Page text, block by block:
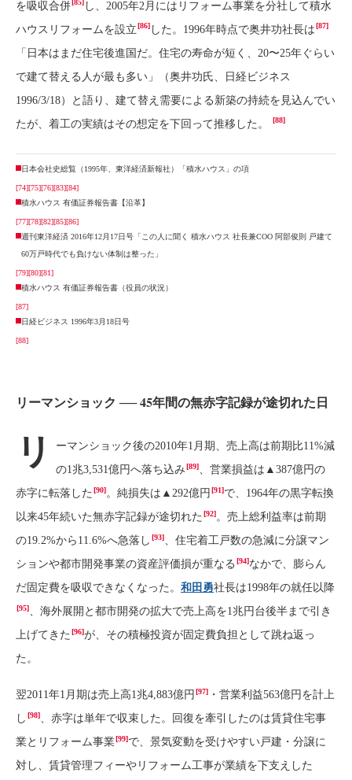
を吸収合併 [85] し、2005年2月にはリフォーム事業を分社して積水
ハウスリフォームを設立 [86] した。1996年時点で奥井功社長は [87]
「日本はまだ住宅後進国だ。住宅の寿命が短く、20〜25年ぐらい
で建て替える人が最も多い」（奥井功氏、日経ビジネス
1996/3/18）と語り、建て替え需要による新築の持続を見込んでい
たが、着工の実績はその想定を下回って推移した。
[88]
日本会社史総覧（1995年、東洋経済新報社）「積水ハウス」の項
[74][75][76][83][84]
積水ハウス 有価証券報告書【沿革】
[77][78][82][85][86]
週刊東洋経済 2016年12月17日号「この人に聞く 積水ハウス 社長兼COO 阿部俊則 戸建て
60万戸時代でも負けない体制は整った」
[79][80][81]
積水ハウス 有価証券報告書（役員の状況）
[87]
日経ビジネス 1996年3月18日号
[88]
リーマンショック ── 45年間の無赤字記録が途切れた日
リ
ーマンショック後の2010年1月期、売上高は前期比11%減
の1兆3,531億円へ落ち込み [89]、営業損益は▲387億円の
赤字に転落した [90]。純損失は▲292億円 [91]で、1964年の黒字転換
以来45年続いた無赤字記録が途切れた [92]。売上総利益率は前期
の19.2%から11.6%へ急落し [93]、住宅着工戸数の急減に分譲マン
ションや都市開発事業の資産評価損が重なる [94]なかで、膨らん
だ固定費を吸収できなくなった。 和田勇社長は1998年の就任以降
[95]、海外展開と都市開発の拡大で売上高を1兆円台後半まで引き
上げてきた [96]が、その積極投資が固定費負担として跳ね返っ
た。
翌2011年1月期は売上高1兆4,883億円 [97] ・営業利益563億円を計上
し [98]、赤字は単年で収束した。回復を牽引したのは賃貸住宅事
業とリフォーム事業[99]で、景気変動を受けやすい戸建・分譲に
対し、賃貸管理フィーやリフォーム工事が業績を下支えした